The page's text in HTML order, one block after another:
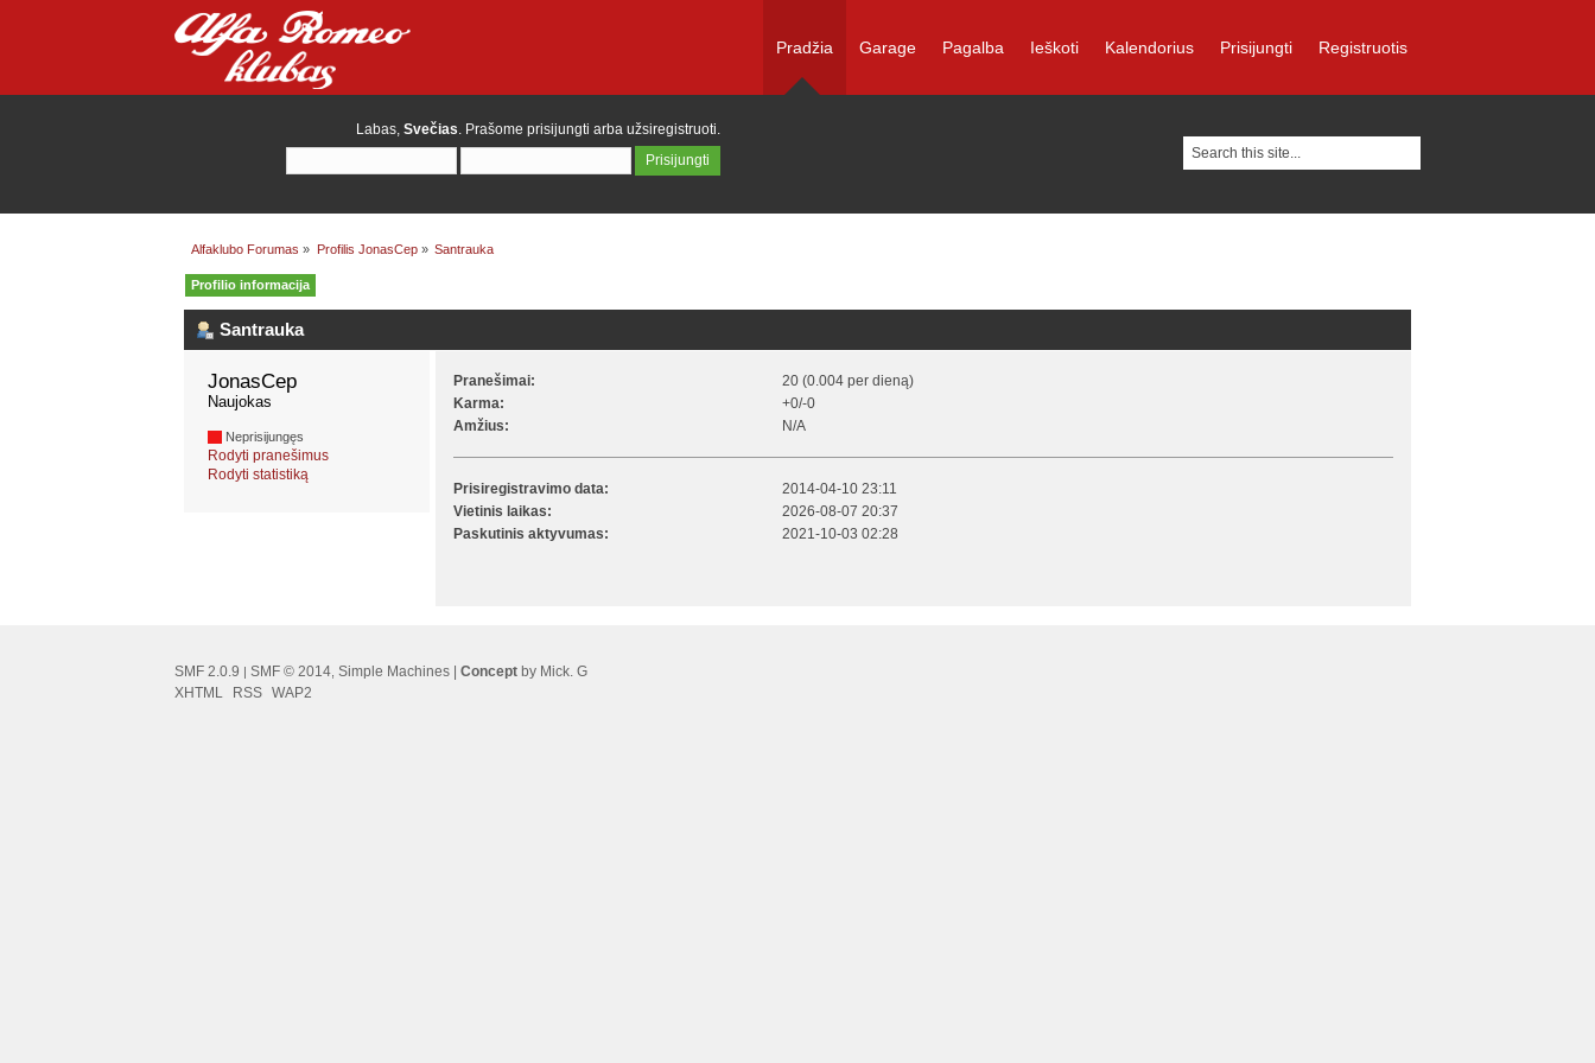
Pradžia Garage Pagalba Ieškoti Kalendorius Prisijungti Registruotis
Labas, Svečias. Prašome prisijungti arba užsiregistruoti.
Alfaklubo Forumas » Profilis JonasCep» Santrauka
Profilio informacija
Santrauka
JonasCep
Naujokas
Neprisijungęs
Rodyti pranešimus
Rodyti statistiką
Pranešimai:
20 (0.004 per dieną)
Karma:
+0/-0
Amžius:
N/A
Prisiregistravimo data:
2014-04-10 23:11
Vietinis laikas:
2026-08-07 20:37
Paskutinis aktyvumas:
2021-10-03 02:28
SMF 2.0.9 SMF © 2014 Simple Machines Concept by Mick. G
XHTML
RSS WAP2